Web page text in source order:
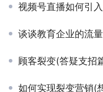
视频号直播如何引
谈谈教育企业的流
顾客裂变(答疑支招
如何实现裂变营销(想要让